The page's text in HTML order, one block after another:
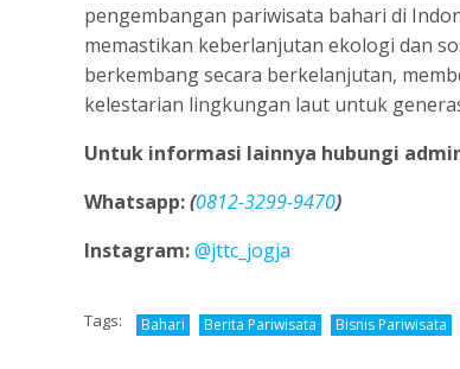
pengembangan pariwisata bahari di
memastikan keberlanjutan ekologi dan
berkembang secara berkelanjutan,
kelestarian lingkungan laut untuk
Untuk informasi lainnya hubungi
Whatsapp:(0812-3299-9470)
Instagram:@jttc_jogja
Tags: Bahari Berita Pariwisata Bisnis Pariwisata